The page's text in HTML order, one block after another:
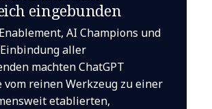
eingebunden
AI Champions und
aller
machten ChatGPT
vom reinen Werkzeug zu einer
etablierten,